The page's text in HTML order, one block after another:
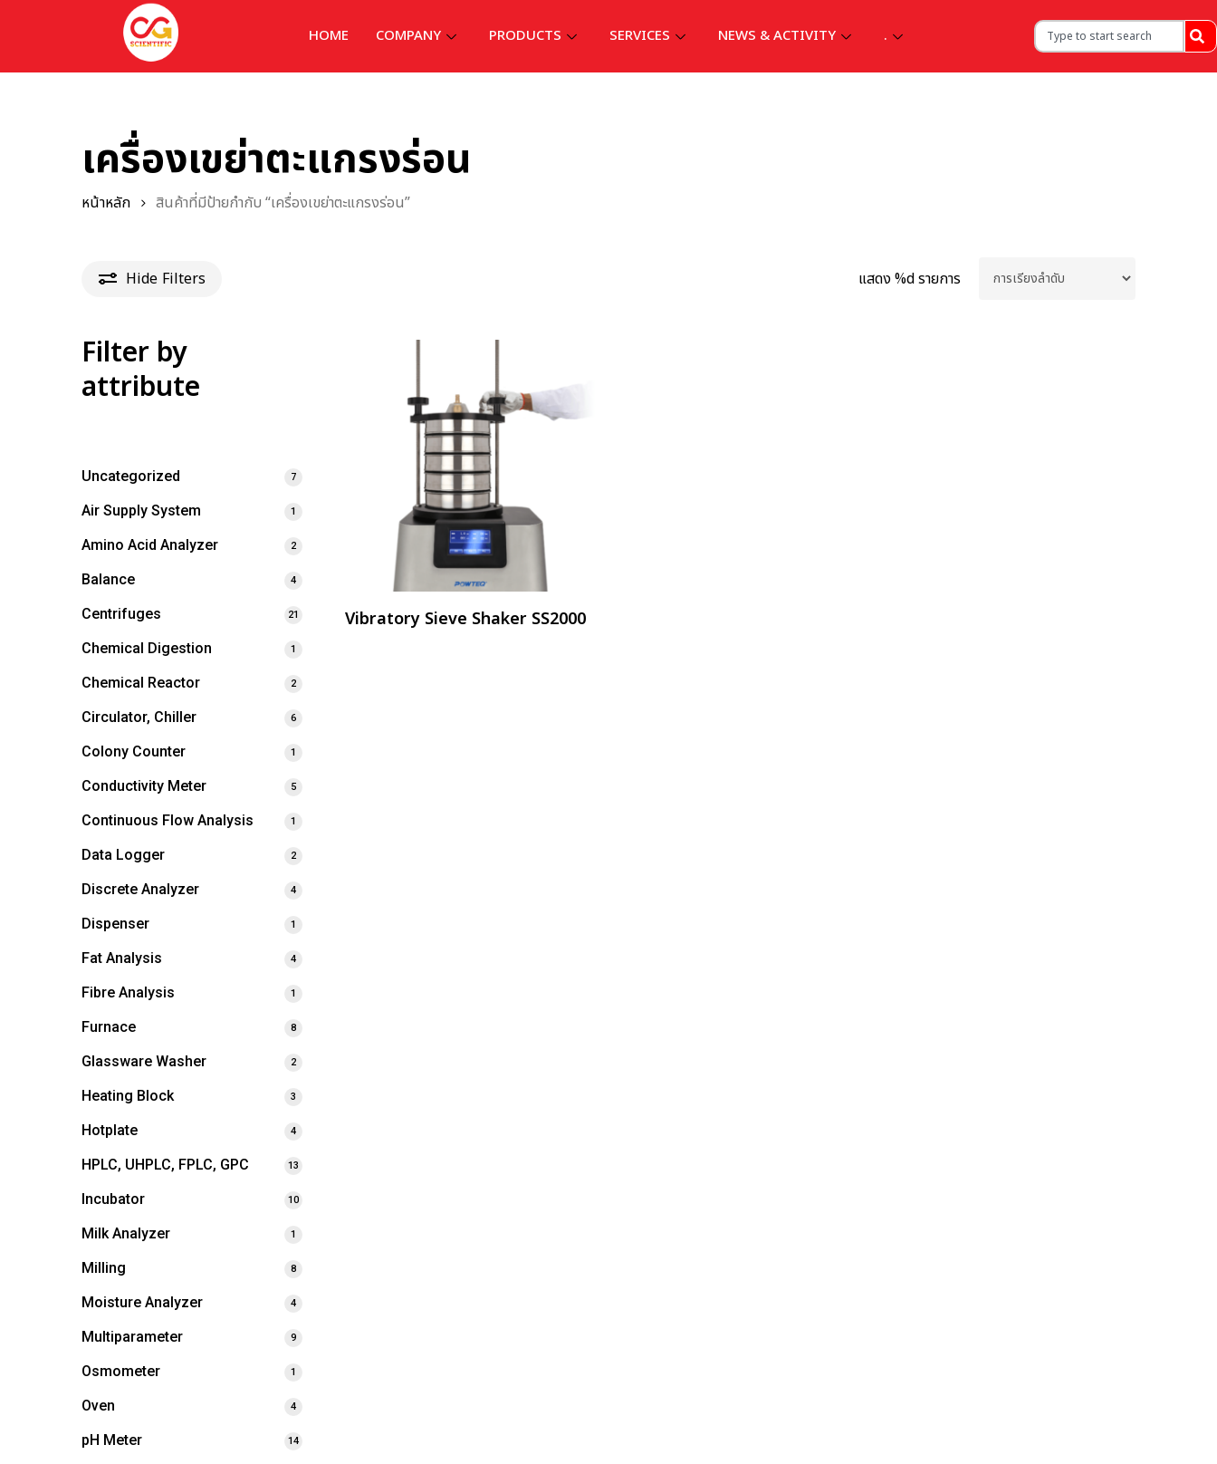
HOME COMPANY PRODUCTS SERVICES NEWS & ACTIVITY .
เครื่องเขย่าตะแกรงร่อน
หน้าหลัก สินค้าที่มีป้ายกำกับ “เครื่องเขย่าตะแกรงร่อน”
Hide Filters แสดง %d รายการ
Filter by
attribute
Uncategorized 7
Air Supply System 1
Amino Acid Analyzer 2
Balance 4
Centrifuges 21
Chemical Digestion 1
Chemical Reactor 2
Circulator, Chiller 6
Colony Counter 1
Conductivity Meter 5
Continuous Flow Analysis 1
Data Logger 2
Discrete Analyzer 4
Dispenser 1
Fat Analysis 4
Fibre Analysis 1
Furnace 8
Glassware Washer 2
Heating Block 3
Hotplate 4
HPLC, UHPLC, FPLC, GPC 13
Incubator 10
Milk Analyzer 1
Milling 8
Moisture Analyzer 4
Multiparameter 9
Osmometer 1
Oven 4
pH Meter 14
อ่านเพิ่ม
Vibratory Sieve Shaker SS2000